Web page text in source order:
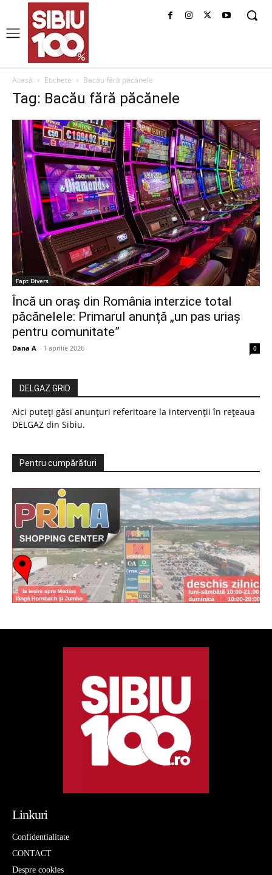
Acasă Etichete Bacău fără păcănele
Tag: Bacău fără păcănele
Fapt Divers
Încă un oraș din România interzice total
păcănelele: Primarul anunță „un pas uriaș
pentru comunitate”
Dana A - 1 aprilie 2026 0
DELGAZ GRID
Aici puteți găsi anunțuri referitoare la intervenții în rețeaua
DELGAZ din Sibiu.
Pentru cumpărături
Linkuri
Confidentialitate
CONTACT
Despre cookies